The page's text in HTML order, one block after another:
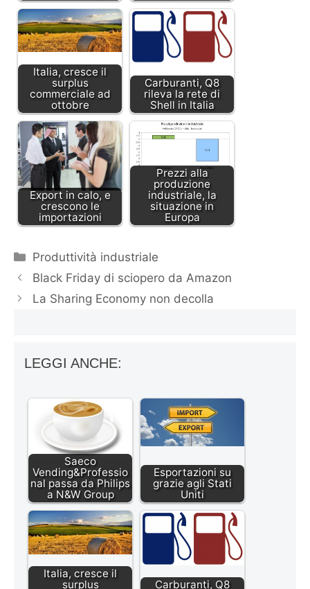
Italia, cresce il
surplus
commerciale ad
ottobre
Carburanti, Q8
rileva la rete di
Shell in Italia
Export in calo, e
crescono le
importazioni
Prezzi alla
produzione
industriale, la
situazione in
Europa
Categorie
Produttività industriale
Black Friday di sciopero da Amazon
La Sharing Economy non decolla
LEGGI ANCHE:
Saeco
Vending&Professio
nal passa da Philips
a N&W Group
Esportazioni su
grazie agli Stati
Uniti
Italia, cresce il
surplus
Carburanti, Q8